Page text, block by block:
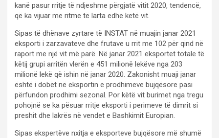
kanë pasur rritje të ndjeshme përgjatë vitit 2020, tendencë,
që ka vijuar me ritme të larta edhe ketë vit.
Sipas të dhënave zyrtare të INSTAT në muajin janar 2021
eksporti i zarzavateve dhe frutave u rrit me 102 për qind në
raport me një vit më parë. Në janar 2021 eksportet totale të
këtij grupi arritën vlerën e 451 milionë lekëve nga 203
milionë lekë që ishin në janar 2020. Zakonisht muaji janar
është i dobët në eksportin e prodhimeve bujqësore pasi
përfundon prodhimi sezonal. Por këtë vit burimet nga tregu
pohojnë se ka pësuar rritje eksporti i perimeve të dimrit si
preshit dhe lakrës në vendet e Bashkimit Europian.
Sipas ekspertëve nxitja e eksporteve bujqësore më shumë